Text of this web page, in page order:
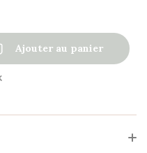
Ajouter au panier